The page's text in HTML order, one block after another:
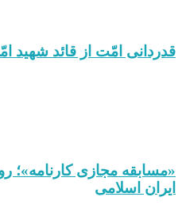
قدردانی امّت از قائد شهید
«مسابقه مجازی کارنامه»؛
ایران اسلامی